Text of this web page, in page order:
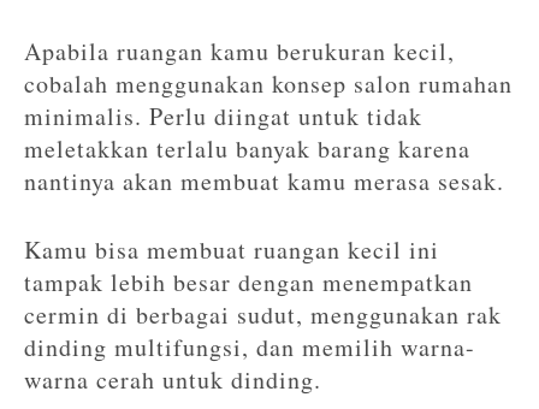
Apabila ruangan kamu berukuran kecil,
cobalah menggunakan konsep salon rumahan
minimalis. Perlu diingat untuk tidak
meletakkan terlalu banyak barang karena
nantinya akan membuat kamu merasa sesak.
Kamu bisa membuat ruangan kecil ini
tampak lebih besar dengan menempatkan
cermin di berbagai sudut, menggunakan rak
dinding multifungsi, dan memilih warna-
warna cerah untuk dinding.